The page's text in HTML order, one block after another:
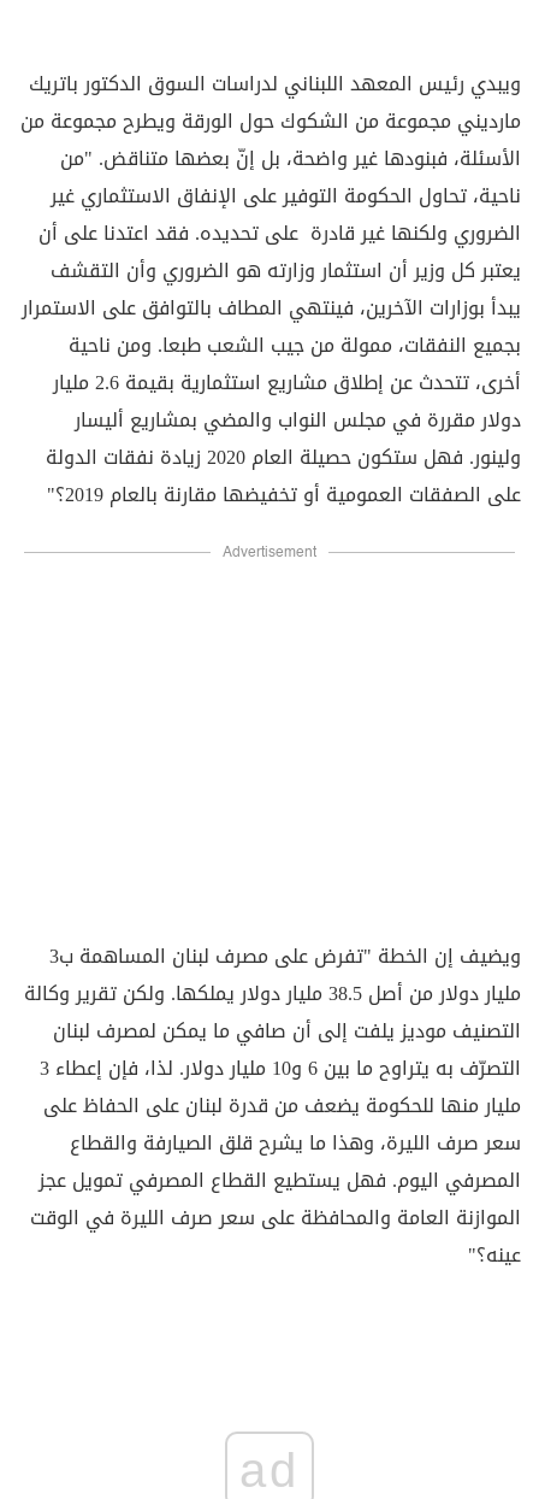
ويبدي رئيس المعهد اللبناني لدراسات السوق الدكتور باتريك
مارديني مجموعة من الشكوك حول الورقة ويطرح مجموعة من
الأسئلة، فبنودها غير واضحة، بل إنّ بعضها متناقض. "من
ناحية، تحاول الحكومة التوفير على الإنفاق الاستثماري غير
الضروري ولكنها غير قادرة على تحديده. فقد اعتدنا على أن
يعتبر كل وزير أن استثمار وزارته هو الضروري وأن التقشف
يبدأ بوزارات الآخرين، فينتهي المطاف بالتوافق على الاستمرار
بجميع النفقات، ممولة من جيب الشعب طبعا. ومن ناحية
أخرى، تتحدث عن إطلاق مشاريع استثمارية بقيمة 2.6 مليار
دولار مقررة في مجلس النواب والمضي بمشاريع أليسار
ولينور. فهل ستكون حصيلة العام 2020 زيادة نفقات الدولة
على الصفقات العمومية أو تخفيضها مقارنة بالعام 2019؟"
Advertisement
ويضيف إن الخطة "تفرض على مصرف لبنان المساهمة ب3
مليار دولار من أصل 38.5 مليار دولار يملكها. ولكن تقرير وكالة
التصنيف موديز يلفت إلى أن صافي ما يمكن لمصرف لبنان
التصرّف به يتراوح ما بين 6 و10 مليار دولار. لذا، فإن إعطاء 3
مليار منها للحكومة يضعف من قدرة لبنان على الحفاظ على
سعر صرف الليرة، وهذا ما يشرح قلق الصيارفة والقطاع
المصرفي اليوم. فهل يستطيع القطاع المصرفي تمويل عجز
الموازنة العامة والمحافظة على سعر صرف الليرة في الوقت
عينه؟"
ad